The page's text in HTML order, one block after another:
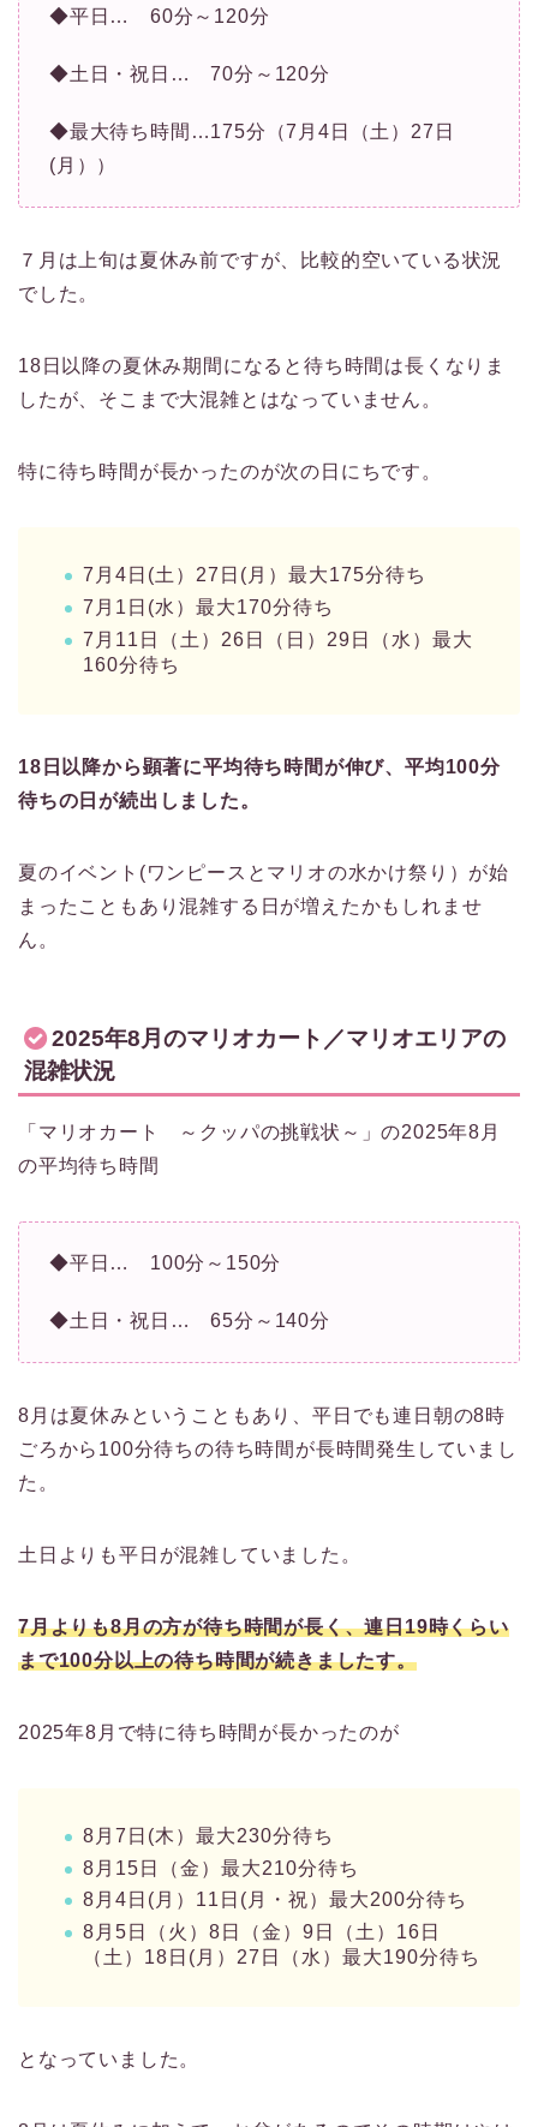
◆平日… 60分～120分
◆土日・祝日… 70分～120分
◆最大待ち時間…175分（7月4日（土）27日
(月））
７月は上旬は夏休み前ですが、比較的空いている状況
でした。
18日以降の夏休み期間になると待ち時間は長くなりま
したが、そこまで大混雑とはなっていません。
特に待ち時間が長かったのが次の日にちです。
7月4日(土）27日(月）最大175分待ち
7月1日(水）最大170分待ち
7月11日（土）26日（日）29日（水）最大
160分待ち
18日以降から顕著に平均待ち時間が伸び、平均100分
待ちの日が続出しました。
夏のイベント(ワンピースとマリオの水かけ祭り）が始
まったこともあり混雑する日が増えたかもしれませ
ん。
2025年8月のマリオカート／マリオエリアの
混雑状況
「マリオカート ～クッパの挑戦状～」の2025年8月
の平均待ち時間
◆平日… 100分～150分
◆土日・祝日… 65分～140分
8月は夏休みということもあり、平日でも連日朝の8時
ごろから100分待ちの待ち時間が長時間発生していまし
た。
土日よりも平日が混雑していました。
7月よりも8月の方が待ち時間が長く、連日19時くらい
まで100分以上の待ち時間が続きましたす。
2025年8月で特に待ち時間が長かったのが
8月7日(木）最大230分待ち
8月15日（金）最大210分待ち
8月4日(月）11日(月・祝）最大200分待ち
8月5日（火）8日（金）9日（土）16日
（土）18日(月）27日（水）最大190分待ち
となっていました。